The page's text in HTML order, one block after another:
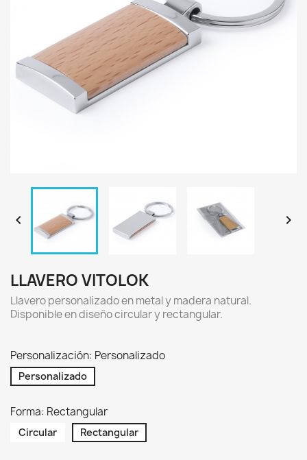
 
LLAVERO VITOLOK
Llavero personalizado en metal y madera natural.
Disponible en diseño circular y rectangular.
Personalización: Personalizado
Personalizado
Forma: Rectangular
Circular Rectangular